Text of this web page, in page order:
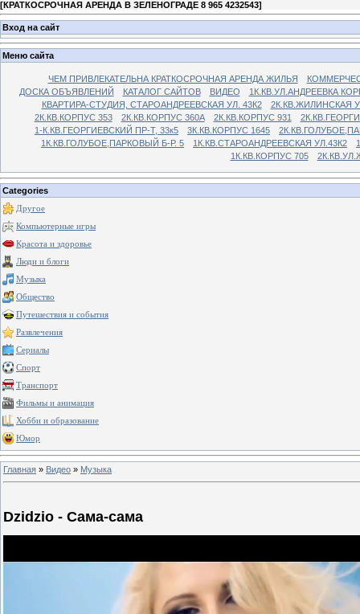
[КРАТКОСРОЧНАЯ АРЕНДА В ЗЕЛЕНОГРАДЕ 8 965 4232543]
Вход на сайт
Меню сайта
ЧЕМ ПРИВЛЕКАТЕЛЬНА КРАТКОСРОЧНАЯ АРЕНДА ЖИЛЬЯ
ДОСКА ОБЪЯВЛЕНИЙ
КАТАЛОГ САЙТОВ ВИДЕО
1К.КВ.УЛ.АНДРЕЕВКА
КВАРТИРА-СТУДИЯ, СТАРОАНДРЕЕВСКАЯ УЛ. 43К2
2К.КВ.ЖИЛИНСКАЯ
2К.КВ.КОРПУС 353
2К.КВ.КОРПУС 360А 2К.КВ.КОРПУС 931
1-К.КВ.ГЕОРГИЕВСКИЙ ПР-Т, 33к5
3К.КВ.КОРПУС 1645
1К.КВ.ГОЛУБОЕ,ПАРКОВЫЙ Б-Р. 5
1К.КВ.СТАРОАНДРЕЕВСКАЯ УЛ.43К2
1К.КВ.КОРПУС 705
Categories
Другое
Компьютерные игры
Красота и здоровье
Люди и блоги
Музыка
Общество
Путешествия и события
Развлечения
Сериалы
Спорт
Транспорт
Фильмы и анимация
Хобби и образование
Юмор
Главная » Видео » Музыка
Dzidzio - Сама-сама